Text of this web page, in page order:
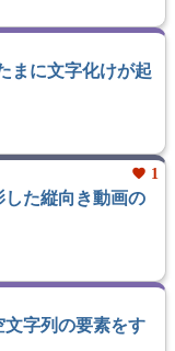
まに文字化けが起
favorite 1
した縦向き動画の
文字列の要素をす